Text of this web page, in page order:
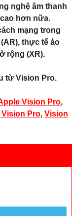
nghệ âm thanh
hơn nữa.
mạng trong
thực tế ảo
rộng (XR).
từ Vision Pro.
Vision Pro,
Vision Pro, Vision